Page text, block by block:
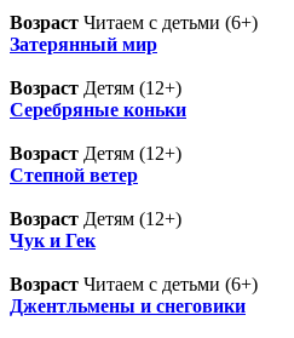
Возраст Читаем с детьми (6+)
Затерянный мир
Возраст Детям (12+)
Серебряные коньки
Возраст Детям (12+)
Степной ветер
Возраст Детям (12+)
Чук и Гек
Возраст Читаем с детьми (6+)
Джентльмены и снеговики